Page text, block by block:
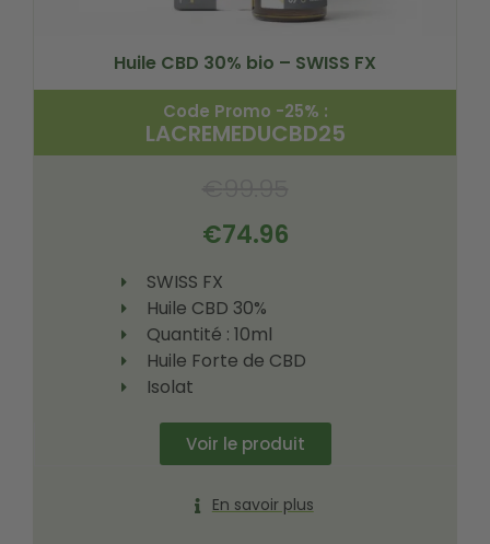
Huile CBD 30% bio – SWISS FX
Code Promo -25% :
LACREMEDUCBD25
€74.96
SWISS FX
Huile CBD 30%
Quantité : 10ml
Huile Forte de CBD
Isolat
Voir le produit
En savoir plus